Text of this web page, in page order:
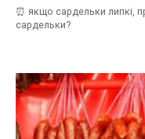
⏰ якщо сардельки липкі,
сардельки?